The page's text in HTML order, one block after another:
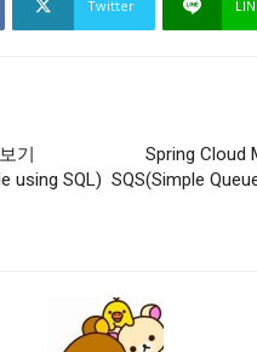
Twitter
기
using SQL)
Spring Cloud
SQS(Simple